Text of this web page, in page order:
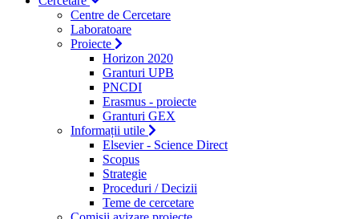
Centre de Cercetare
Laboratoare
Proiecte
Horizon 2020
Granturi UPB
PNCDI
Erasmus - proiecte
Granturi GEX
Informații utile
Elsevier - Science Direct
Scopus
Strategie
Proceduri / Decizii
Teme de cercetare